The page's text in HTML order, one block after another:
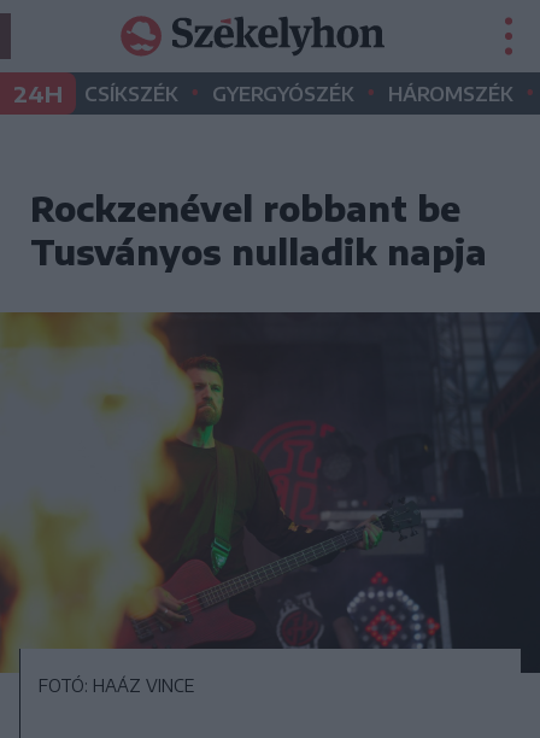
24H CSÍKSZÉK • GYERGYÓSZÉK • HÁROMSZÉK •
Rockzenével robbant be
Tusványos nulladik napja
FOTÓ: HAÁZ VINCE